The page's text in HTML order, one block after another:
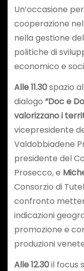
Un’occasione
cooperazione
nella gestione
politiche di
economico e
Alle 11.30spazio
dialogo “Doc e
valorizzano i
vicepresidente
Valdobbiadene
presidente del
Prosecco, e
Consorzio di
confronto
indicazioni
promozione e
produzioni
Alle 12.30il focus